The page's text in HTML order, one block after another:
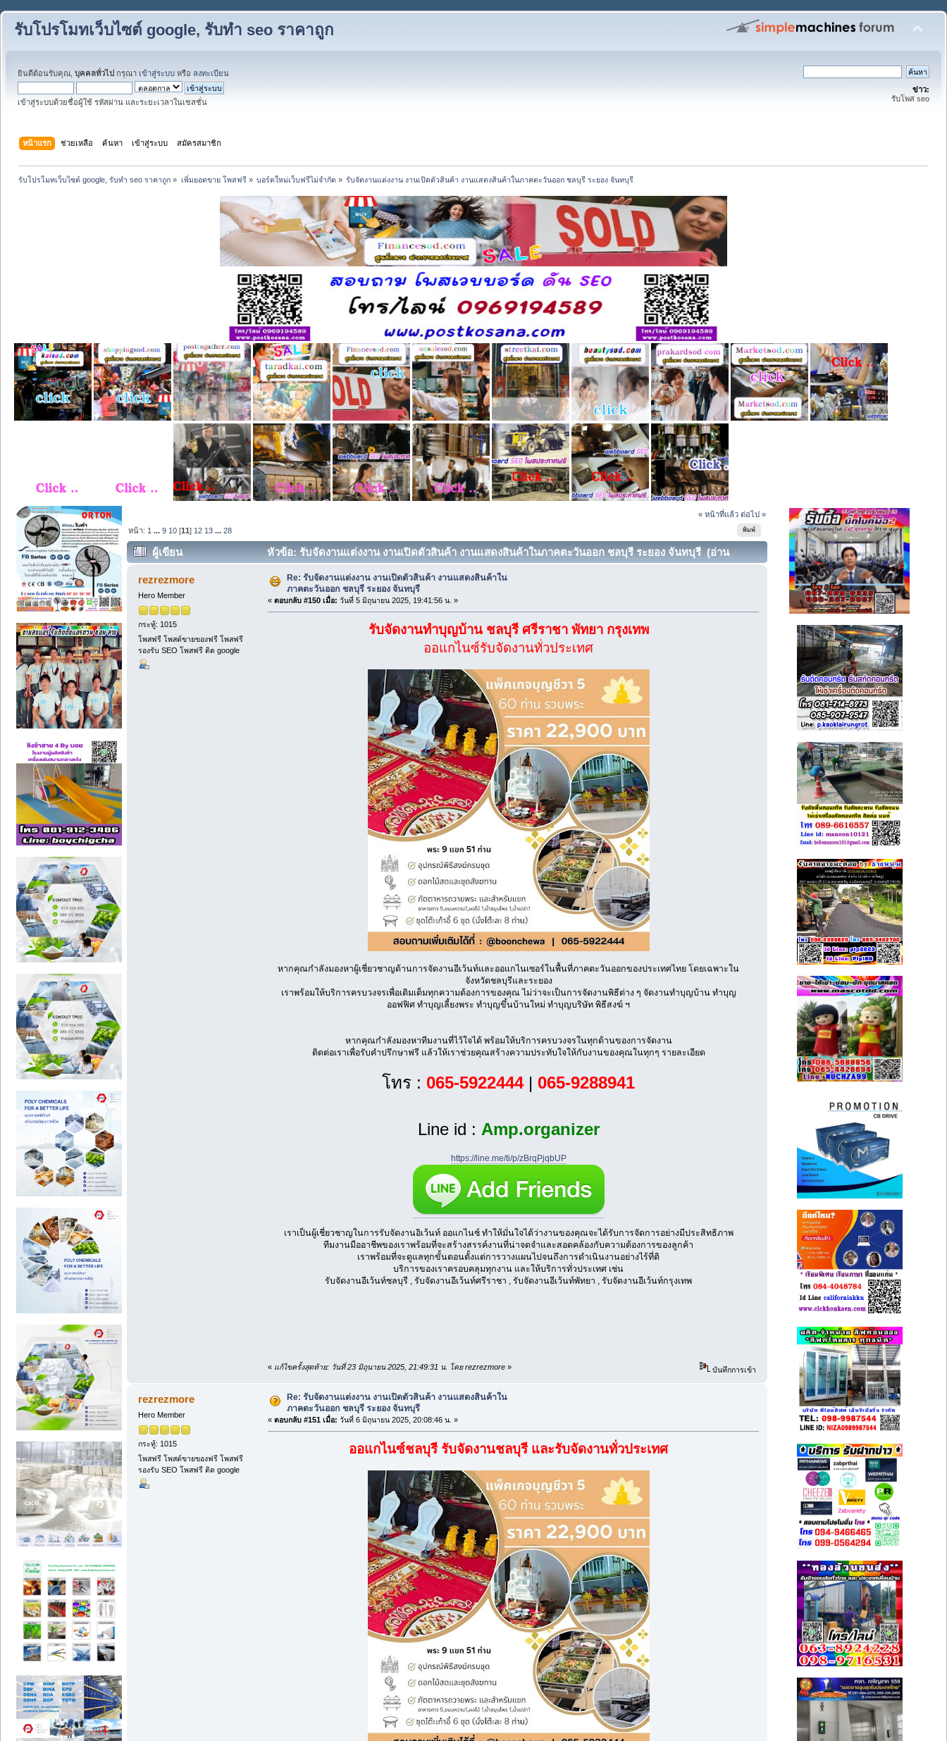
รับโปรโมทเว็บไซต์ google, รับทำ seo ราคาถูก
ยินดีต้อนรับคุณ, บุคคลทั่วไป กรุณา เข้าสู่ระบบ หรือ ลงทะเบียน
เข้าสู่ระบบด้วยชื่อผู้ใช้ รหัสผ่าน และระยะเวลาในเซสชั่น
ข่าว:
รับโพส seo
หน้าแรก ช่วยเหลือ ค้นหา เข้าสู่ระบบ สมัครสมาชิก
รับโปรโมทเว็บไซต์ google, รับทำ seo ราคาถูก » เพิ่มยอดขาย โพสฟรี» บอร์ดใหม่เว็บฟรีไม่จำกัด » รับจัดงานแต่งงาน งานเปิดตัวสินค้า งานแสดงสินค้าในภาคตะวันออก ชลบุรี ระยอง จันทบุรี
« หน้าที่แล้ว ต่อไป »
พิมพ์
หน้า: 1 ...9 10 [11] 12 13 ...28
ผู้เขียน
หัวข้อ: รับจัดงานแต่งงาน งานเปิดตัวสินค้า งานแสดงสินค้าในภาคตะวันออก ชลบุรี ระยอง จันทบุรี (อ่าน
rezrezmore
Hero Member
กระทู้: 1015
โพสฟรี โพสต์ขายของฟรี โพสฟรี
รองรับ SEO โพสฟรี ติด google
Re: รับจัดงานแต่งงาน งานเปิดตัวสินค้า งานแสดงสินค้าใน
ภาคตะวันออก ชลบุรี ระยอง จันทบุรี
« ตอบกลับ #150 เมื่อ: วันที่ 5 มิถุนายน 2025, 19:41:56 น. »
รับจัดงานทำบุญบ้าน ชลบุรี ศรีราชา พัทยา กรุงเทพ
ออแกไนซ์รับจัดงานทั่วประเทศ
หากคุณกำลังมองหาผู้เชี่ยวชาญด้านการจัดงานอีเว้นท์และออแกไนเซอร์ในพื้นที่ภาคตะวันออกของประเทศไทย โดยเฉพาะใน
จังหวัดชลบุรีและระยอง
เราพร้อมให้บริการครบวงจรเพื่อเติมเต็มทุกความต้องการของคุณ ไม่ว่าจะเป็นการจัดงานพิธีต่าง ๆ จัดงานทำบุญบ้าน ทำบุญ
ออฟฟิศ ทำบุญเลี้ยงพระ ทำบุญขึ้นบ้านใหม่ ทำบุญบริษัท พิธีสงฆ์ ฯ
หากคุณกำลังมองหาทีมงานที่ไว้ใจได้ พร้อมให้บริการครบวงจรในทุกด้านของการจัดงาน
ติดต่อเราเพื่อรับคำปรึกษาฟรี แล้วให้เราช่วยคุณสร้างความประทับใจให้กับงานของคุณในทุกๆ รายละเอียด
โทร : 065-5922444| 065-9288941
Line id : Amp.organizer
https://line.me/ti/p/zBrqPjqbUP
เราเป็นผู้เชี่ยวชาญในการรับจัดงานอิเว้นท์ ออแกไนซ์ ทำให้มั่นใจได้ว่างานของคุณจะได้รับการจัดการอย่างมีประสิทธิภาพ
ทีมงานมืออาชีพของเราพร้อมที่จะสร้างสรรค์งานที่น่าจดจำและสอดคล้องกับความต้องการของลูกค้า
เราพร้อมที่จะดูแลทุกขั้นตอนตั้งแต่การวางแผนไปจนถึงการดำเนินงานอย่างไร้ที่ติ
บริการของเราครอบคลุมทุกงาน และให้บริการทั่วประเทศ เช่น
รับจัดงานอีเว้นท์ชลบุรี , รับจัดงานอีเว้นท์ศรีราชา , รับจัดงานอีเว้นท์พัทยา , รับจัดงานอีเว้นท์กรุงเทพ
« แก้ไขครั้งสุดท้าย: วันที่ 23 มิถุนายน 2025, 21:49:31 น. โดย rezrezmore» บันทึกการเข้า
rezrezmore
Hero Member
กระทู้: 1015
โพสฟรี โพสต์ขายของฟรี โพสฟรี
รองรับ SEO โพสฟรี ติด google
Re: รับจัดงานแต่งงาน งานเปิดตัวสินค้า งานแสดงสินค้าใน
ภาคตะวันออก ชลบุรี ระยอง จันทบุรี
« ตอบกลับ #151 เมื่อ: วันที่ 6 มิถุนายน 2025, 20:08:46 น. »
ออแกไนซ์ชลบุรี รับจัดงานชลบุรี และรับจัดงานทั่วประเทศ